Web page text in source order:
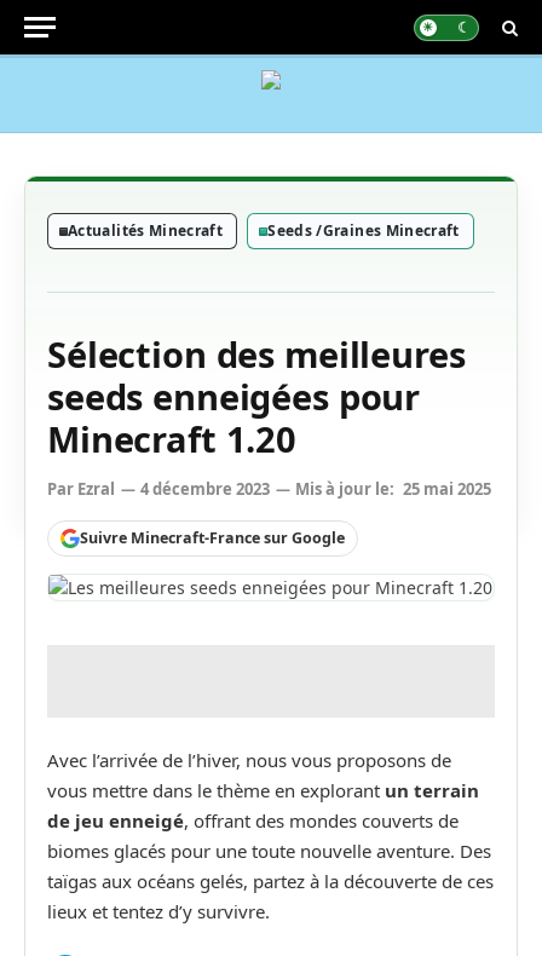
Actualités Minecraft Seeds /Graines Minecraft
Sélection des meilleures
seeds enneigées pour
Minecraft 1.20
Par Ezral 4 décembre 2023 Mis à jour le: 25 mai 2025
Suivre Minecraft-France sur Google
Avec l’arrivée de l’hiver, nous vous proposons de
vous mettre dans le thème en explorant un terrain
de jeu enneigé, offrant des mondes couverts de
biomes glacés pour une toute nouvelle aventure. Des
taïgas aux océans gelés, partez à la découverte de ces
lieux et tentez d’y survivre.